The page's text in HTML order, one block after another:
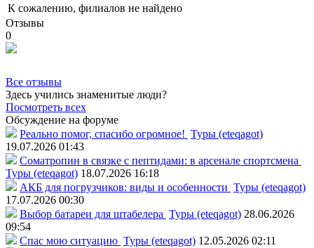
К сожалению, филиалов не найдено
Отзывы
0
Все отзывы
Здесь учились знаменитые люди?
Посмотреть всех
Обсуждение на форуме
Реально помог, спасибо огромное! Туры (eteqagot)
19.07.2026 01:43
Соматропин в связке с пептидами: в арсенале спортсмена
Туры (eteqagot) 18.07.2026 16:18
АКБ для погрузчиков: виды и особенности Туры (eteqagot)
17.07.2026 00:30
Выбор батареи для штабелера Туры (eteqagot) 28.06.2026
09:54
Спас мою ситуацию Туры (eteqagot) 12.05.2026 02:11